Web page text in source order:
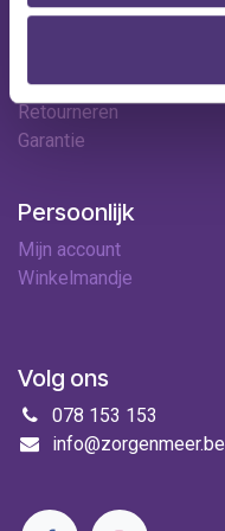
Contact
Betaalopties
Retourneren
Garantie
Persoonlijk
Mijn account
Winkelmandje
Volg ons
078 153 153
info@zorgenmeer.be